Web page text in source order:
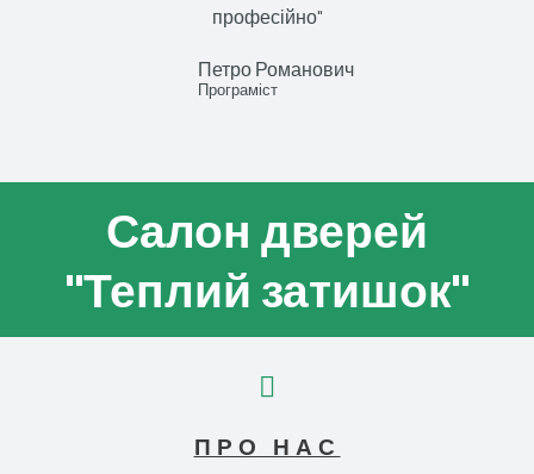
/
професійно"
Петро Романович
Програміст
Салон дверей
"Теплий затишок"
ПРО НАС